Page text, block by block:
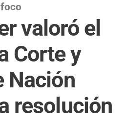
valoró el
Corte y
Nación
resolución